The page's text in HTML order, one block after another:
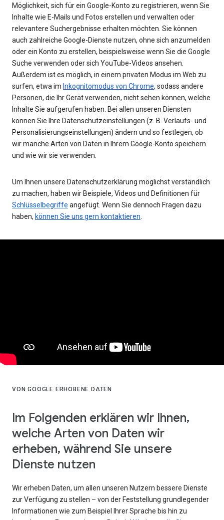
Möglichkeit, sich für ein Google-Konto zu registrieren, wenn Sie
Inhalte wie E-Mails und Fotos erstellen und verwalten oder
relevantere Suchergebnisse erhalten möchten. Sie können
auch zahlreiche Google-Dienste nutzen, ohne sich anzumelden
oder ein Konto zu erstellen, beispielsweise wenn Sie die Google
Suche verwenden oder sich YouTube-Videos ansehen.
Außerdem ist es möglich, in einem privaten Modus im Web zu
surfen, etwa im Inkognitomodus von Chrome, sodass andere
Personen, die Ihr Gerät verwenden, nicht sehen können, welche
Inhalte Sie aufgerufen haben. Bei allen unseren Diensten
können Sie Ihre Datenschutzeinstellungen (z. B. Verlaufs- und
Personalisierungseinstellungen) ändern und so festlegen, ob
wir manche Arten von Daten in Ihrem Google-Konto speichern
und wie wir sie verwenden.
Um Ihnen unsere Datenschutzerklärung möglichst verständlich
zu machen, haben wir Beispiele, Videos und Definitionen für
Schlüsselbegriffe angefügt. Wenn Sie dennoch Fragen dazu
haben, können Sie uns gern kontaktieren
VON GOOGLE ERHOBENE DATEN
Im Folgenden erklären wir Ihnen,
welche Arten von Daten wir
erheben, während Sie unsere
Dienste nutzen
Wir erheben Daten, um allen unseren Nutzern bessere Dienste
zur Verfügung zu stellen – von der Feststellung grundlegender
Informationen wie zum Beispiel Ihrer Sprache bis hin zu